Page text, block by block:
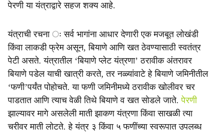
पेरणी या यंत्राद्वारे सहज शक्य आहे.
यंत्राची रचना ः सर्व भागांना आधार देणारी एक मजबूत लोखंडी
किंवा लाकडी फ्रेम असून, बियाणे आणि खत ठेवण्यासाठी स्वतंत्र
पेटी असते. यंत्रातील ‘बियाणे प्लेट यंत्रणा’ ठरावीक अंतरावर
बियाणे पडेल याची खात्री करते, तर नळ्यांवाटे हे बियाणे जमिनीतील
‘फणी’पर्यंत पोहोचते. या फणी जमिनीमध्ये ठरावीक खोलीवर चर
पाडतात आणि त्याच वेळी तिथे बियाणे व खत सोडले जाते.पेरणी
झाल्यावर मागे असलेली माती झाकण यंत्रणा किंवा साखळी त्या
चरीवर माती लोटते. हे यंत्र ३ किंवा ५ फणींच्या स्वरूपात उपलब्ध